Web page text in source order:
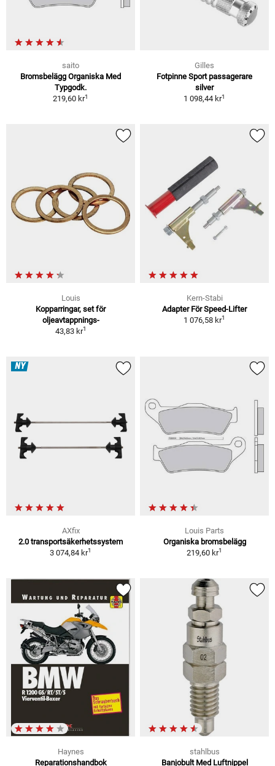
saito
Bromsbelägg Organiska Med
Typgodk.
219,60 kr1
Gilles
Fotpinne Sport passagerare
silver
1 098,44 kr1
Louis
Kopparringar, set för
oljeavtappnings-
43,83 kr1
Kern-Stabi
Adapter För Speed-Lifter
1 076,58 kr1
NY
AXfix
2.0 transportsäkerhetssystem
3 074,84 kr1
Louis Parts
Organiska bromsbelägg
219,60 kr1
Haynes
Reparationshandbok
stahlbus
Banjobult Med Luftnippel